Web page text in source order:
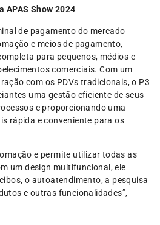
APAS Show 2024
de pagamento do mercado
e meios de pagamento,
para pequenos, médios e
comerciais. Com um
com os PDVs tradicionais, o P3
uma gestão eficiente de seus
e proporcionando uma
rápida e conveniente para os
e permite utilizar todas as
um design multifuncional, ele
o autoatendimento, a pesquisa
e outras funcionalidades”,